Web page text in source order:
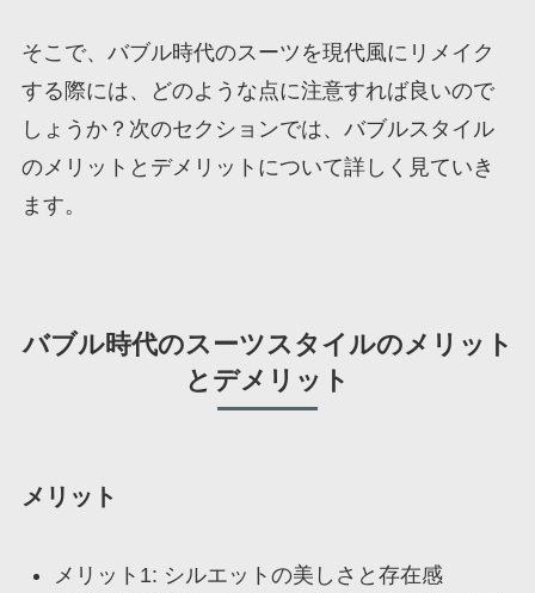
そこで、バブル時代のスーツを現代風にリメイク
する際には、どのような点に注意すれば良いので
しょうか？次のセクションでは、バブルスタイル
のメリットとデメリットについて詳しく見ていき
ます。
バブル時代のスーツスタイルのメリット
とデメリット
メリット
メリット1: シルエットの美しさと存在感